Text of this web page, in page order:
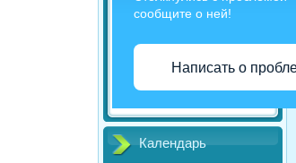
сообщите о ней!
Написать о
Календарь